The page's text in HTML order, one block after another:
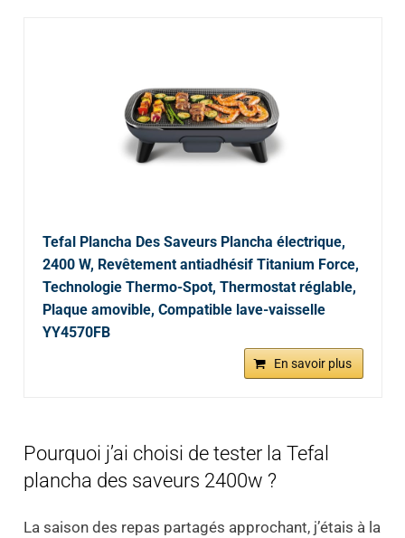
Tefal Plancha Des Saveurs Plancha électrique,
2400 W, Revêtement antiadhésif Titanium Force,
Technologie Thermo-Spot, Thermostat réglable,
Plaque amovible, Compatible lave-vaisselle
YY4570FB
En savoir plus
Pourquoi j’ai choisi de tester la Tefal
plancha des saveurs 2400w ?
La saison des repas partagés approchant, j’étais à la